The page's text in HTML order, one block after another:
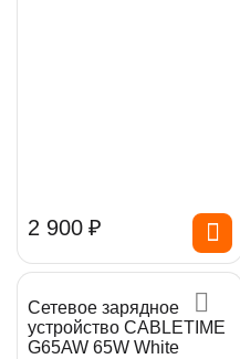
2 900 ₽
Сетевое зарядное
устройство CABLETIME
G65AW 65W White